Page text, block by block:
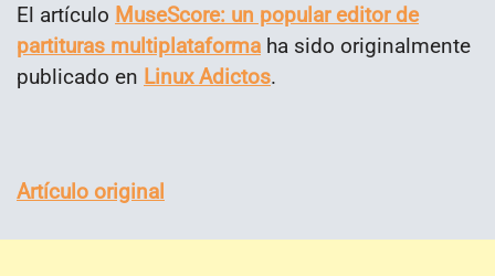
El artículo MuseScore: un popular editor de
partituras multiplataforma ha sido originalmente
publicado en Linux Adictos.
Artículo original